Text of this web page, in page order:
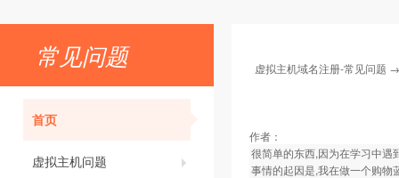
常见问题
首页
虚拟主机问题
虚拟主机域名注册-常见问题
作者：
很简单的东西,因为在学习中遇
事情的起因是,我在做一个购